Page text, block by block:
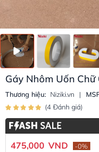
Gáy Nhôm Uốn Chữ
Thương hiệu: Niziki.vn |
(4 Đánh giá)
475,000 VND -0%